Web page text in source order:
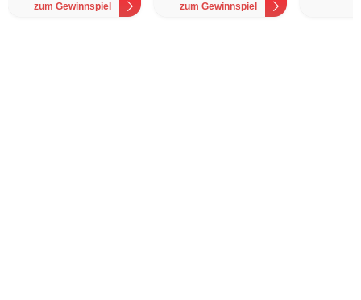
zum Gewinnspiel zum Gewinnspiel